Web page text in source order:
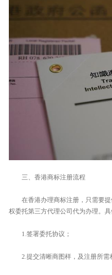
三、香港商标注册流程
在香港办理商标注册，只需要提
权委托第三方代理公司代为办理。具
1.签署委托协议；
2.提交清晰商图样，及注册所需